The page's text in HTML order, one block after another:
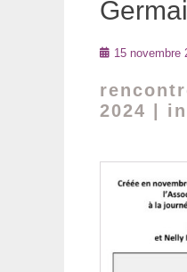
Posté15 novembre
2024 |